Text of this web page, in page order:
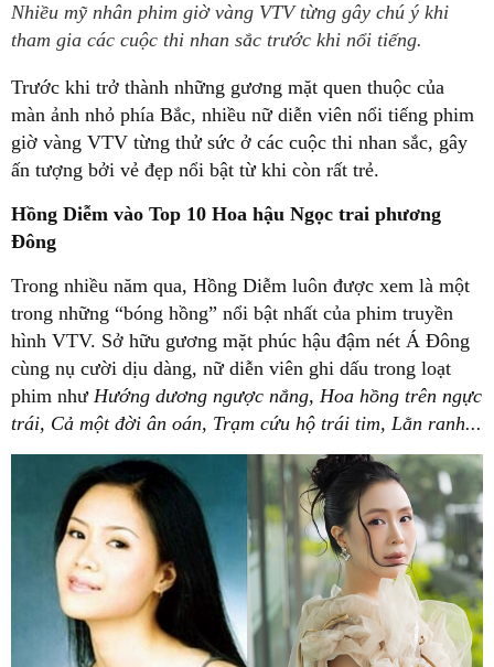
Nhiều mỹ nhân phim giờ vàng VTV từng gây chú ý khi
tham gia các cuộc thi nhan sắc trước khi nổi tiếng.
Trước khi trở thành những gương mặt quen thuộc của
màn ảnh nhỏ phía Bắc, nhiều nữ diễn viên nổi tiếng phim
giờ vàng VTV từng thử sức ở các cuộc thi nhan sắc, gây
ấn tượng bởi vẻ đẹp nổi bật từ khi còn rất trẻ.
Hồng Diễm vào Top 10 Hoa hậu Ngọc trai phương
Đông
Trong nhiều năm qua, Hồng Diễm luôn được xem là một
trong những “bóng hồng” nổi bật nhất của phim truyền
hình VTV. Sở hữu gương mặt phúc hậu đậm nét Á Đông
cùng nụ cười dịu dàng, nữ diễn viên ghi dấu trong loạt
phim như Hướng dương ngược nắng, Hoa hồng trên ngực
trái, Cả một đời ân oán, Trạm cứu hộ trái tim, Lằn ranh...